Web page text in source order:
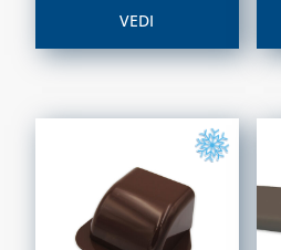
DEFANGATORI
POLIFOSFATI
FILTRI E
CARTUCCE
FILTRANTI
KIT FLESSIBILI
VEDI